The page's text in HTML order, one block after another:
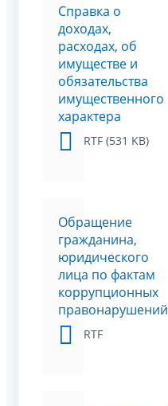
Справка о
доходах,
расходах, об
имуществе и
обязательства
имущественного
характера
RTF (531 KB)
Обращение
гражданина,
юридического
лица по фактам
коррупционных
правонарушений
RTF